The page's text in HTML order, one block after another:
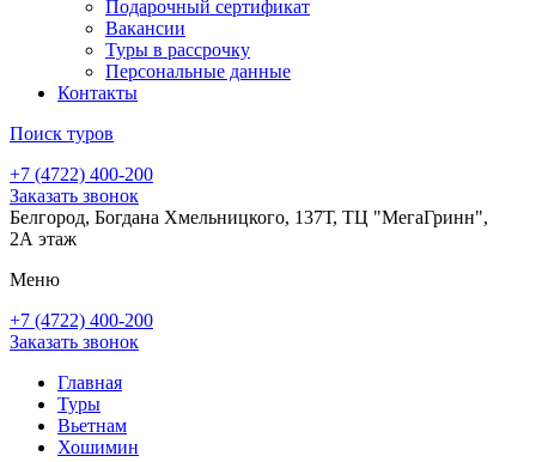
Подарочный сертификат
Вакансии
Туры в рассрочку
Персональные данные
Контакты
Поиск туров
+7 (4722) 400-200
Заказать звонок
Белгород, Богдана Хмельницкого, 137Т, ТЦ "МегаГринн",
2А этаж
Меню
+7 (4722) 400-200
Заказать звонок
Главная
Туры
Вьетнам
Хошимин